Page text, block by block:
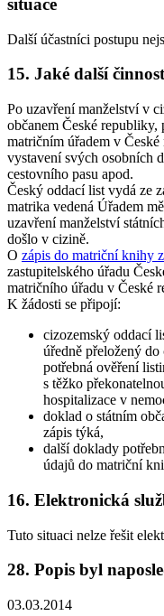
situace
Další účastníci postupu
15. Jaké další
Po uzavření manželství v
občanem České
matričním úřadem v
vystavení svých osobních
cestovního pasu apod.
Český oddací list vydá ze
matrika vedená Úřadem
uzavření manželství
došlo v cizině.
O zápis do matriční knihy
zastupitelského úřadu
matričního úřadu v České
K žádosti se připojí:
cizozemský oddací
úředně přeložený
potřebná ověření
s těžko
hospitalizace v
doklad o státním
zápis týká,
další doklady
údajů do matriční
16. Elektronická
Tuto situaci nelze řešit
28. Popis byl
03.03.2014